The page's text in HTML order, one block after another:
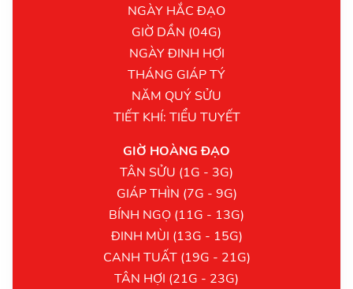
NGÀY HẮC ĐẠO
GIỜ DẦN (04G)
NGÀY ĐINH HỢI
THÁNG GIÁP TÝ
NĂM QUÝ SỬU
TIẾT KHÍ: TIỂU TUYẾT
GIỜ HOÀNG ĐẠO
TÂN SỬU (1G - 3G)
GIÁP THÌN (7G - 9G)
BÍNH NGỌ (11G - 13G)
ĐINH MÙI (13G - 15G)
CANH TUẤT (19G - 21G)
TÂN HỢI (21G - 23G)